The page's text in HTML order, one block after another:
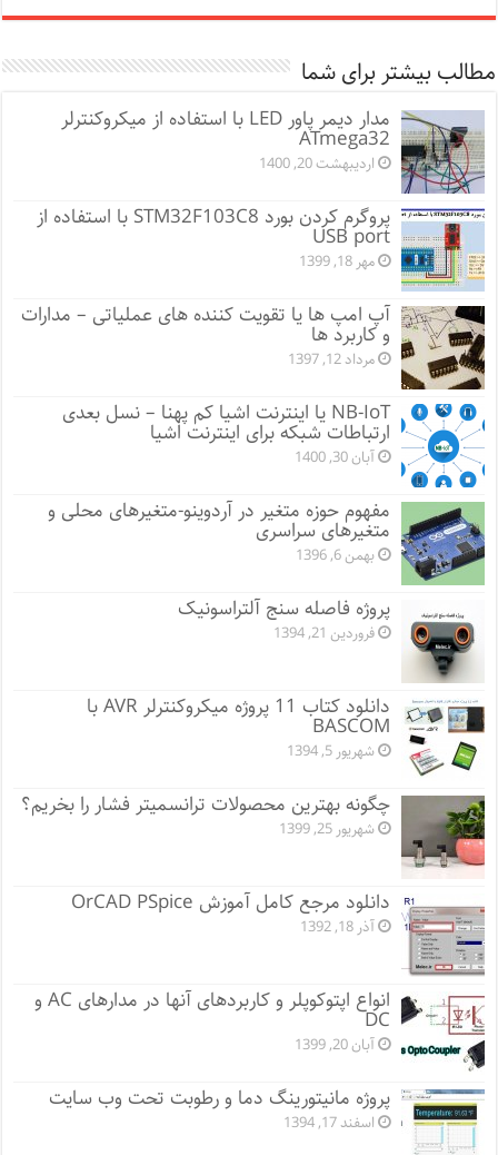
مطالب بیشتر برای شما
مدار دیمر پاور LED با استفاده از میکروکنترلر
ATmega32
اردیبهشت 20, 1400
پروگرم کردن بورد STM32F103C8 با استفاده از
USB port
مهر 18, 1399
آپ امپ ها یا تقویت کننده های عملیاتی – مدارات
و کاربرد ها
مرداد 12, 1397
NB-IoT یا اینترنت اشیا کم پهنا – نسل بعدی
ارتباطات شبکه برای اینترنت اشیا
آبان 30, 1400
مفهوم حوزه متغیر در آردوینو-متغیرهای محلی و
متغیرهای سراسری
بهمن 6, 1396
پروژه فاصله سنج آلتراسونیک
فروردین 21, 1394
دانلود کتاب 11 پروژه میکروکنترلر AVR با
BASCOM
شهریور 5, 1394
چگونه بهترین محصولات ترانسمیتر فشار را بخریم؟
شهریور 25, 1399
دانلود مرجع کامل آموزش OrCAD PSpice
آذر 18, 1392
انواع اپتوکوپلر و کاربردهای آنها در مدارهای AC و
DC
آبان 20, 1399
پروژه مانيتورينگ دما و رطوبت تحت وب سایت
اسفند 17, 1394